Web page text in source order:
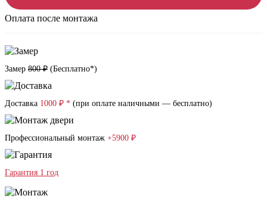
Оплата после монтажа
Замер 800 ₽ (Бесплатно*)
Доставка 1000 ₽ * (при оплате наличными — бесплатно)
Профессиональный монтаж +5900 ₽
Гарантия 1 год